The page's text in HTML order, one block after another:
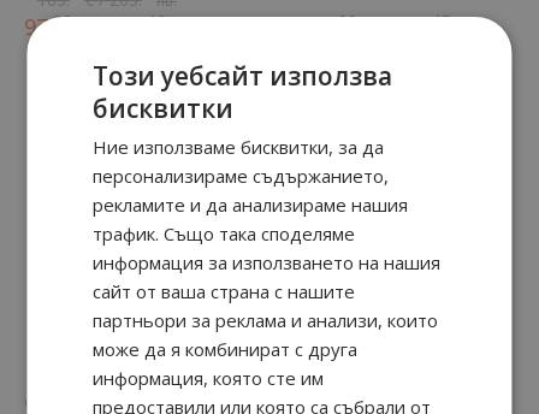
97.90€ / 191.48 от 75.90€ / 148.45
Y Eau de Parfum
от 90€ / 195.39лв.
89.
85.90 € / 168. 01
Този уебсайт използва
бисквитки
Ние използваме бисквитки, за да
персонализираме съдържанието,
рекламите и да анализираме нашия
трафик. Също така споделяме
информация за използването на нашия
сайт от ваша страна с нашите
партньори за реклама и анализи, които
може да я комбинират с друга
информация, която сте им
предоставили или която са събрали от